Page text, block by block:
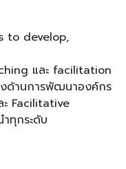
to develop,
และ facilitation
ด้านการพัฒนาองค์กร
Facilitative
ทุกระดับ